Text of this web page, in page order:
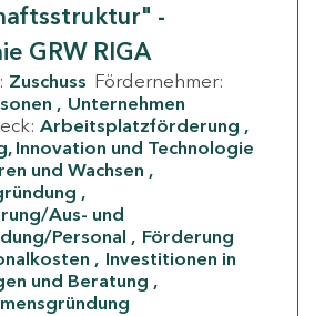
-
GRW RIGA
Zuschuss Fördernehmer:
Unternehmen
Arbeitsplatzförderung
Innovation und Technologie
und Wachsen
Aus- und
Personal
Förderung
Investitionen in
und Beratung